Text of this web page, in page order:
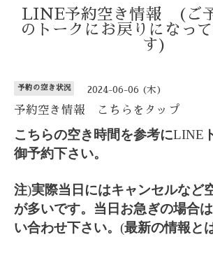
LINE予約空き情報 (ご
のトークにお戻りになっ
す)
予約の空き状況 2024-06-06 (木)
予約空き情報 こちらをタップ
こちらの空き時間を参考にLINE
御予約下さい。
注)実際当日にはキャンセルなど
が多いです。当日お急ぎの場合
い合わせ下さい。 (最新の情報と